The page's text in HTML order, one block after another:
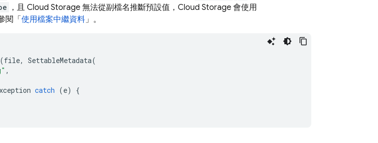
，且 Cloud Storage 無法從副檔名推斷預設值，Cloud Storage 會使用
閱「 使用檔案中繼資料」。
(file, SettableMetadata(
,
catch (e)
{